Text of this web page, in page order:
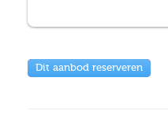
Dit aanbod reserveren